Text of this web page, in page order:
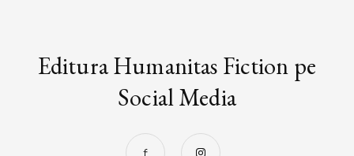
Editura Humanitas Fiction pe
Social Media